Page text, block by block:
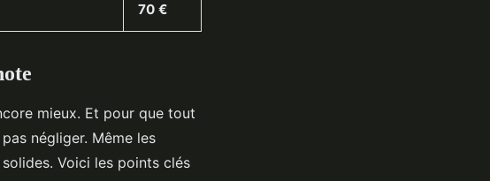
70 €
mieux. Et pour que tout
négliger. Même les
Voici les points clés